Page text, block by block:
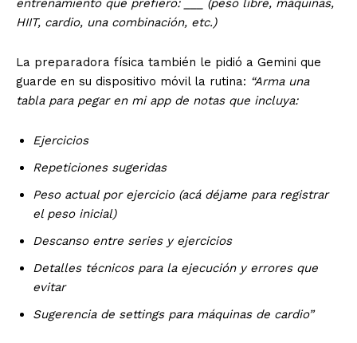
entrenamiento que prefiero: ___ (peso libre, máquinas,
HIIT, cardio, una combinación, etc.)
La preparadora física también le pidió a Gemini que
guarde en su dispositivo móvil la rutina: “Arma una
tabla para pegar en mi app de notas que incluya:
Ejercicios
Repeticiones sugeridas
Peso actual por ejercicio (acá déjame para registrar
el peso inicial)
Descanso entre series y ejercicios
Detalles técnicos para la ejecución y errores que
evitar
Sugerencia de settings para máquinas de cardio”